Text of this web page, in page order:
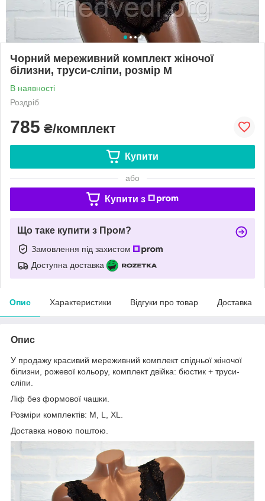
Чорний мереживний комплект жіночої
білизни, труси-сліпи, розмір M
В наявності
Роздріб
785 ₴/комплект
Купити
або
Купити з
Що таке купити з Пром?
Замовлення під захистом
Доступна доставка
Опис Характеристики Відгуки про товар Доставка
Опис
У продажу красивий мереживний комплект спідньої жіночої
білизни, рожевої кольору, комплект двійка: бюстик + труси-
сліпи.
Ліф без формової чашки.
Розміри комплектів: M, L, XL.
Доставка новою поштою.